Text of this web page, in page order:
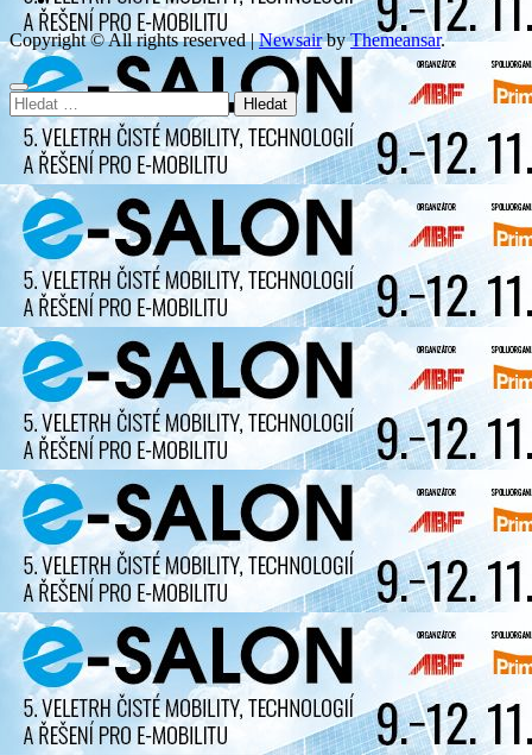
Copyright © All rights reserved|NewsairbyThemeansar.
Vyhledávání